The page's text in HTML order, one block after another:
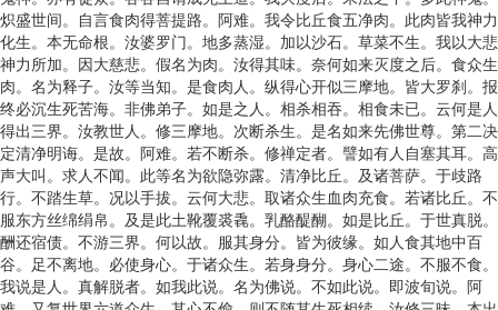
炽盛世间。自言食肉得菩提路。阿难。我令比丘食五净肉。此肉皆我神力
化生。本无命根。汝婆罗门。地多蒸湿。加以沙石。草菜不生。我以大悲
神力所加。因大慈悲。假名为肉。汝得其味。奈何如来灭度之后。食众生
肉。名为释子。汝等当知。是食肉人。纵得心开似三摩地。皆大罗刹。报
终必沉生死苦海。非佛弟子。如是之人。相杀相吞。相食未已。云何是人
得出三界。汝教世人。修三摩地。次断杀生。是名如来先佛世尊。第二决
定清净明诲。是故。阿难。若不断杀。修禅定者。譬如有人自塞其耳。高
声大叫。求人不闻。此等名为欲隐弥露。清净比丘。及诸菩萨。于歧路
行。不踏生草。况以手拔。云何大悲。取诸众生血肉充食。若诸比丘。不
服东方丝绵绢帛。及是此土靴覆裘毳。乳酪醍醐。如是比丘。于世真脱。
酬还宿债。不游三界。何以故。服其身分。皆为彼缘。如人食其地中百
谷。足不离地。必使身心。于诸众生。若身身分。身心二途。不服不食。
我说是人。真解脱者。如我此说。名为佛说。不如此说。即波旬说。阿